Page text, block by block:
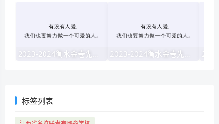
标签列表